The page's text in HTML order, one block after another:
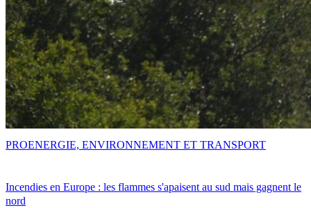
Incendies en Europe : les flammes s'apaisent au sud mais gagnent le
nord
PROENERGIE, ENVIRONNEMENT ET TRANSPORT